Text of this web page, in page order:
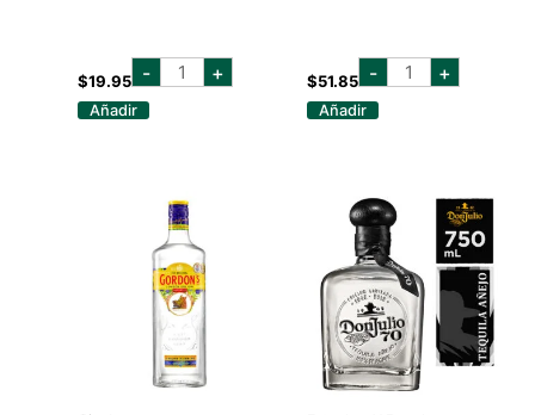
$19.95 - EL
JIMADOR
+
Añadir
$51.85 - the
london+
Añadir